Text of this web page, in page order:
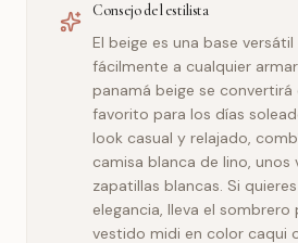
Consejo del estilista
El beige es una base
fácilmente a cualquier
panamá beige se
favorito para los días
look casual y relajado,
camisa blanca de lino, unos
zapatillas blancas. Si
elegancia, lleva el sombrero
vestido midi en color caqui